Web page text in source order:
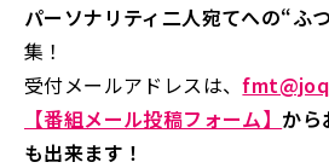
パーソナリティ二人宛てへの“ふ
集！
受付メールアドレスは、
【番組メール投稿フォーム】 から
も出来ます！